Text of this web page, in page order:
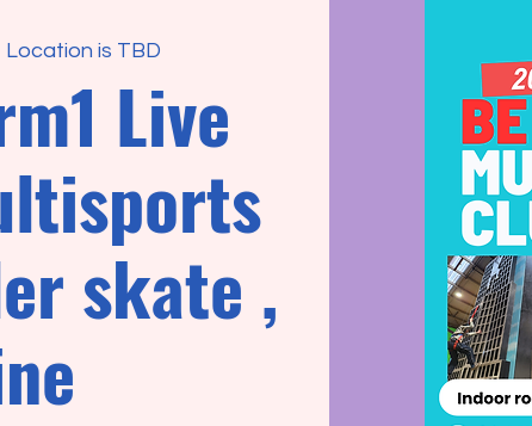
Location is TBD
Live
skate ,